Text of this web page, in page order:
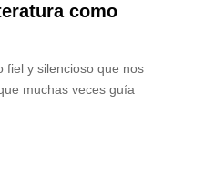
como
fiel y silencioso que nos
muchas veces guía